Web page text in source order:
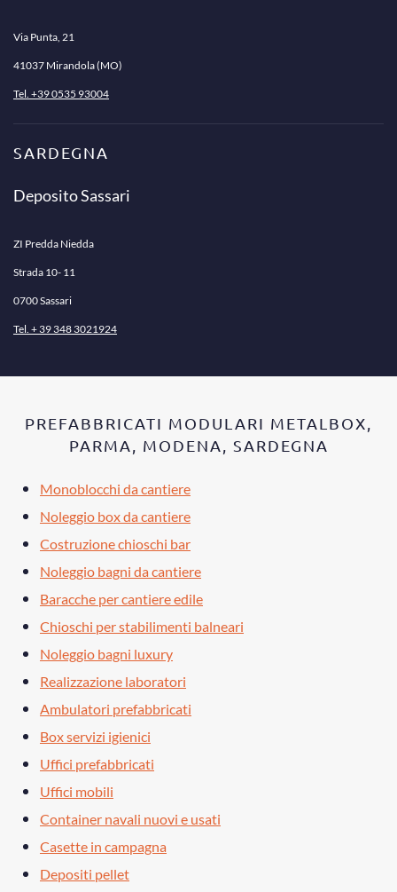
Via Punta, 21
41037 Mirandola (MO)
Tel. +39 0535 93004
SARDEGNA
Deposito Sassari
ZI Predda Niedda
Strada 10- 11
0700 Sassari
Tel. + 39 348 3021924
PREFABBRICATI MODULARI METALBOX,
PARMA, MODENA, SARDEGNA
Monoblocchi da cantiere
Noleggio box da cantiere
Costruzione chioschi bar
Noleggio bagni da cantiere
Baracche per cantiere edile
Chioschi per stabilimenti balneari
Noleggio bagni luxury
Realizzazione laboratori
Ambulatori prefabbricati
Box servizi igienici
Uffici prefabbricati
Uffici mobili
Container navali nuovi e usati
Casette in campagna
Depositi pellet